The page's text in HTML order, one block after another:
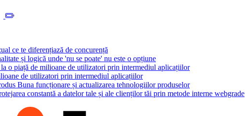
ce te diferențiază de concurență
și logică unde 'nu se poate' nu este o opțiune
o piață de milioane de utilizatori prin intermediul aplicațiilor
de utilizatori prin intermediul aplicațiilor
Buna funcționare și actualizarea tehnologiilor produselor
constantă a datelor tale și ale clienților tăi prin metode interne webgrade